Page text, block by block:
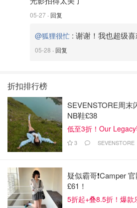
05-27 · 回复
@狐狸很忙 : 谢谢！我也超级
05-28 · 回复
折扣排行榜
SEVENSTORE周末
NB鞋£38
低至3折！Our
3 SEVENSTORE
疑似霸哥❗️Camper
£61！
5折起+叠8.5折！爆款